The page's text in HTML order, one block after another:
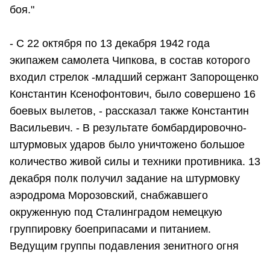
боя."
- С 22 октября по 13 декабря 1942 года
экипажем самолета Чипкова, в состав которого
входил стрелок -младший сержант Запорощенко
Константин Ксенофонтович, было совершено 16
боевых вылетов, - рассказал также Константин
Васильевич. - В результате бомбардировочно-
штурмовых ударов было уничтожено большое
количество живой силы и техники противника. 13
декабря полк получил задание на штурмовку
аэродрома Морозовский, снабжавшего
окруженную под Сталинградом немецкую
группировку боеприпасами и питанием.
Ведущим группы подавления зенитного огня